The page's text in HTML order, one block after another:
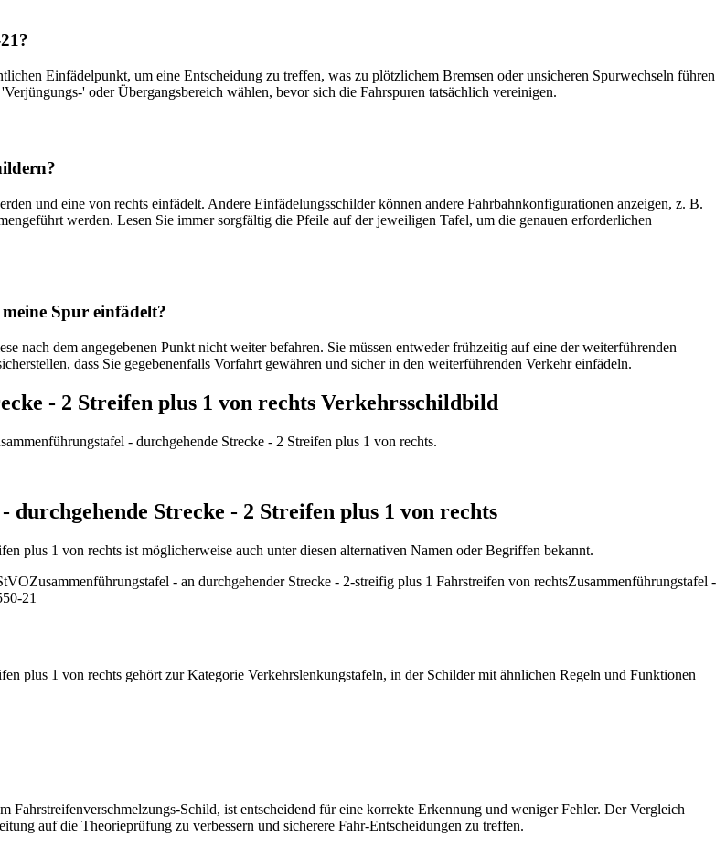
Einfädelpunkt, um eine Entscheidung zu treffen, was zu plötzlichem Bremsen oder unsicheren Spurwechseln führen
' oder Übergangsbereich wählen, bevor sich die Fahrspuren tatsächlich vereinigen.
und eine von rechts einfädelt. Andere Einfädelungsschilder können andere Fahrbahnkonfigurationen anzeigen, z. B.
werden. Lesen Sie immer sorgfältig die Pfeile auf der jeweiligen Tafel, um die genauen erforderlichen
Spur einfädelt?
nach dem angegebenen Punkt nicht weiter befahren. Sie müssen entweder frühzeitig auf eine der weiterführenden
dass Sie gegebenenfalls Vorfahrt gewähren und sicher in den weiterführenden Verkehr einfädeln.
- 2 Streifen plus 1 von rechts Verkehrsschildbild
- durchgehende Strecke - 2 Streifen plus 1 von rechts.
Strecke - 2 Streifen plus 1 von rechts
plus 1 von rechts ist möglicherweise auch unter diesen alternativen Namen oder Begriffen bekannt.
Zusammenführungstafel - an durchgehender Strecke - 2-streifig plus 1 Fahrstreifen von rechtsZusammenführungstafel -
21
plus 1 von rechts gehört zur Kategorie Verkehrslenkungstafeln, in der Schilder mit ähnlichen Regeln und Funktionen
Fahrstreifenverschmelzungs-Schild, ist entscheidend für eine korrekte Erkennung und weniger Fehler. Der Vergleich
auf die Theorieprüfung zu verbessern und sicherere Fahr-Entscheidungen zu treffen.